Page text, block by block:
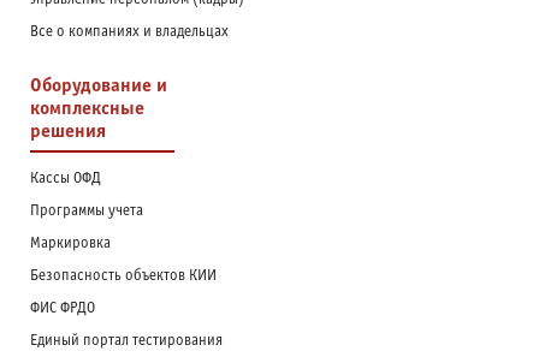
Все о компаниях и владельцах
Оборудование и
комплексные
решения
Кассы ОФД
Программы учета
Маркировка
Безопасность объектов КИИ
ФИС ФРДО
Единый портал тестирования